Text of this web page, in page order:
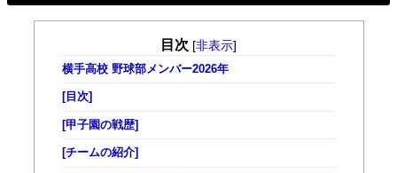
目次 [非表示]
横手高校 野球部メンバー2026年
[目次]
[甲子園の戦歴]
[チームの紹介]